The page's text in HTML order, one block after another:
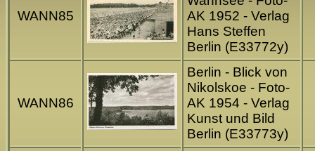
WANN85
AK 1952 - Verlag
Hans Steffen
Berlin (E33772y)
WANN86
Berlin - Blick von
Nikolskoe - Foto-
AK 1954 - Verlag
Kunst und Bild
Berlin (E33773y)